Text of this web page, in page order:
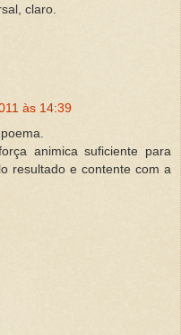
claro.
às 14:39
animica suficiente para
resultado e contente com a